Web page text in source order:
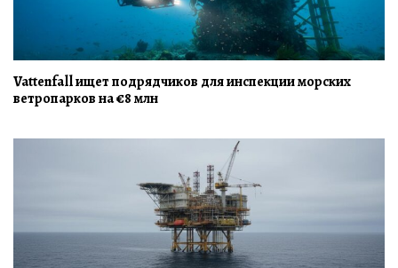
Vattenfall ищет подрядчиков для инспекции морских
ветропарков на €8 млн